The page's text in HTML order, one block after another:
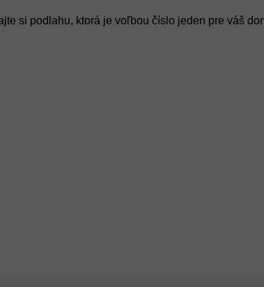
si podlahu, ktorá je voľbou číslo jeden pre váš